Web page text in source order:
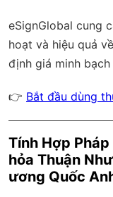
eSignGlobal cung
hoạt và hiệu quả
định giá minh
👉 Bắt đầu dùng
Tính Hợp
hỏa Thuận
ương Quốc